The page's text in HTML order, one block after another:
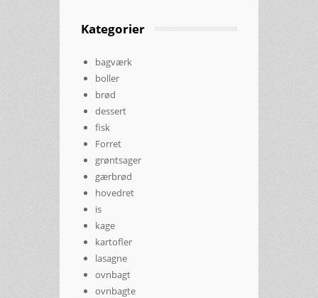
Kategorier
bagværk
boller
brød
dessert
fisk
Forret
grøntsager
gærbrød
hovedret
is
kage
kartofler
lasagne
ovnbagt
ovnbagte